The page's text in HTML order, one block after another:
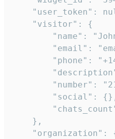
"user_token":
    "visitor": {
"name":
"email":
"phone":
"number":
"social":
    },
"organization":